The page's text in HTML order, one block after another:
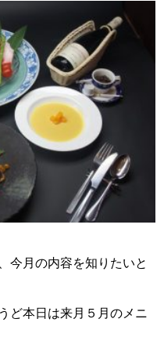
今月の内容を知りたいと
ど本日は来月５月のメニ